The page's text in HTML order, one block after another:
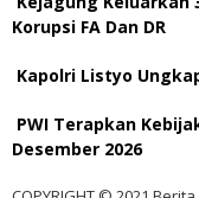
Korupsi FA Dan DR
Kapolri Listyo
PWI Terapkan
Desember 2026